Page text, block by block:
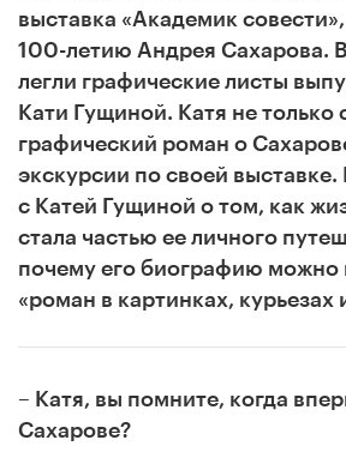
выставка «Академик
100-летию Андрея Сахарова.
легли графические листы
Кати Гущиной. Катя не только
графический роман о
экскурсии по своей
с Катей Гущиной о том, как
стала частью ее личного
почему его биографию можно
«роман в картинках, курьезах
– Катя, вы помните, когда
Сахарове?